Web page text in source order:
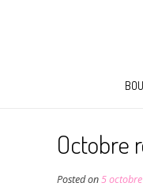
Octobre
Posted on5